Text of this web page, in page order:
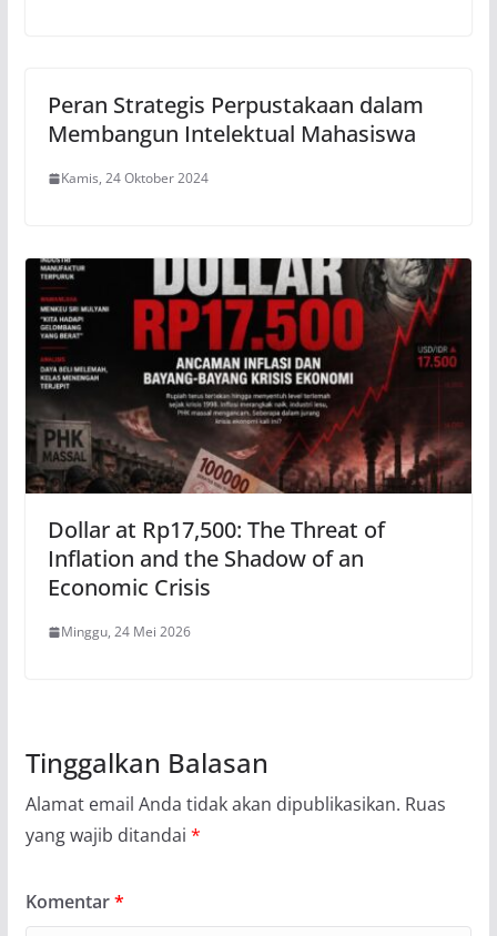
Peran Strategis Perpustakaan dalam
Membangun Intelektual Mahasiswa
Kamis, 24 Oktober 2024
Dollar at Rp17,500: The Threat of
Inflation and the Shadow of an
Economic Crisis
Minggu, 24 Mei 2026
Tinggalkan Balasan
Alamat email Anda tidak akan dipublikasikan. Ruas
yang wajib ditandai *
Komentar*